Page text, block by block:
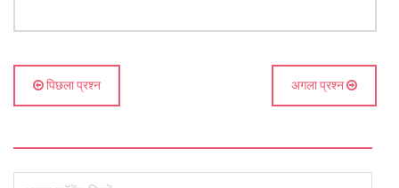
पिछला प्रश्न अगला प्रश्न